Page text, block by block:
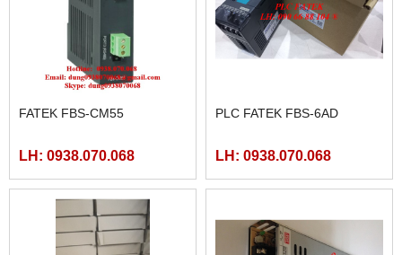
FATEK FBS-CM55
LH: 0938.070.068
PLC FATEK FBS-6AD
LH: 0938.070.068